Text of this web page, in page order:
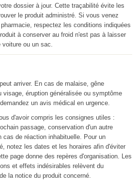
dossier à jour. Cette traçabilité évite les
le produit administré. Si vous venez
respectez les conditions indiquées
à conserver au froid n'est pas à laisser
voiture ou un sac.
arriver. En cas de malaise, gêne
visage, éruption généralisée ou symptôme
un avis médical en urgence.
d'avoir compris les consignes utiles :
passage, conservation d'un autre
cas de réaction inhabituelle. Pour un
notez les dates et les horaires afin d'éviter
page donne des repères d'organisation. Les
et effets indésirables relèvent du
la notice du produit concerné.